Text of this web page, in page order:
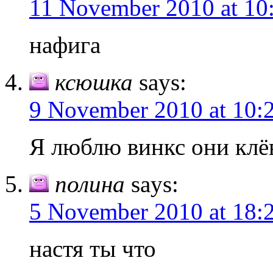
11 November 2010 at
нафига
ксюшка says:
9 November 2010 at
Я люблю винкс они
полина says:
5 November 2010 at
настя ты что